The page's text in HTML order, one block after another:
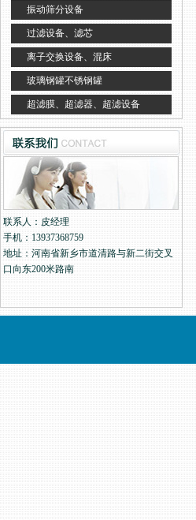
振动筛分设备
过滤设备、滤芯
离子交换设备、混床
玻璃钢罐不锈钢罐
超滤膜、超滤器、超滤设备
联系人：皮经理
手机：13937368759
地址：河南省新乡市道清路与新二街交叉
口向东200米路南